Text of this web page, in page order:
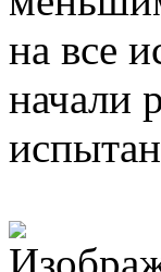
на все
начали